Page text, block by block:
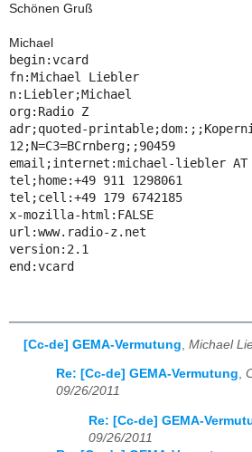
Schönen Gruß
Michael
begin:vcard
fn:Michael Liebler
n:Liebler;Michael
org:Radio Z
adr;quoted-
12;N=C3=BCrnberg;;90459
email;internet:michael-liebler AT
tel;home:+49 911 1298061
tel;cell:+49 179 6742185
x-mozilla-html:FALSE
url:www.radio-z.net
version:2.1
end:vcard
[Cc-de] GEMA-Vermutung Michael
Re: [Cc-de] GEMA-Vermutung,
09/26/2011
Re: [Cc-de] GEMA-
09/26/2011